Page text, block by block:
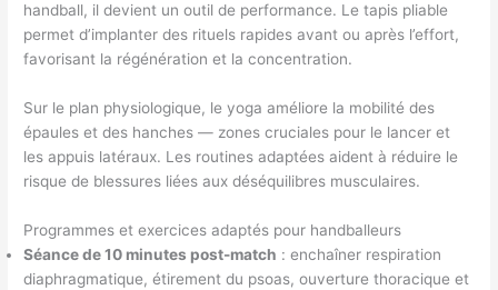
handball, il devient un outil de performance. Le tapis pliable
permet d’implanter des rituels rapides avant ou après l’effort,
favorisant la régénération et la concentration.
Sur le plan physiologique, le yoga améliore la mobilité des
épaules et des hanches — zones cruciales pour le lancer et
les appuis latéraux. Les routines adaptées aident à réduire le
risque de blessures liées aux déséquilibres musculaires.
Programmes et exercices adaptés pour handballeurs
Séance de 10 minutes post-match : enchaîner respiration
diaphragmatique, étirement du psoas, ouverture thoracique et